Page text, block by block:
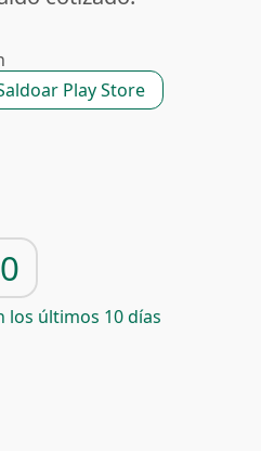
Play Store
0
los últimos 10 días